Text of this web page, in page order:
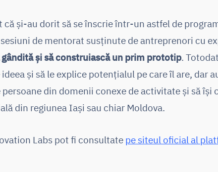
și-au dorit să se înscrie într-un astfel de
de mentorat susținute de antreprenori cu
și să construiască un prim prototip.
și să le explice potențialul pe care îl are, dar
din domenii conexe de activitate și să își
din regiunea Iași sau chiar Moldova.
Labs pot fi consultatepe siteul oficial al